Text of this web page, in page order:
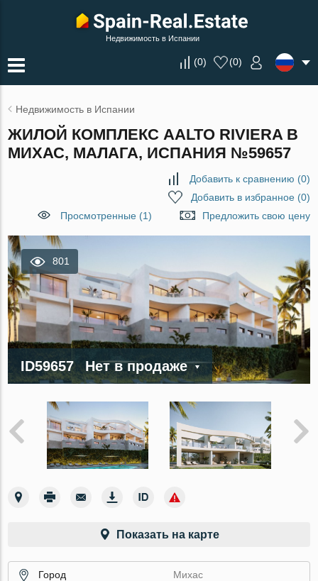
Недвижимость в Испании
(0) (0)
Недвижимость в Испании
ЖИЛОЙ КОМПЛЕКС AALTO RIVIERA В
МИХАС, МАЛАГА, ИСПАНИЯ №59657
Добавить к сравнению (0)
Добавить в избранное(0)
Просмотренные (1)
Предложить свою цену
801
ID59657 Нет в продаже
Показать на карте
Город
Михас